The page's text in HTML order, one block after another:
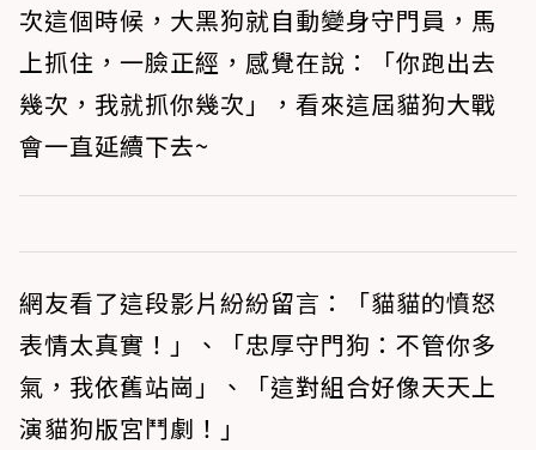
次這個時候，大黑狗就自動變身守門員，馬
上抓住，一臉正經，感覺在說：「你跑出去
幾次，我就抓你幾次」，看來這屆貓狗大戰
會一直延續下去~
網友看了這段影片紛紛留言：「貓貓的憤怒
表情太真實！」、「忠厚守門狗：不管你多
氣，我依舊站崗」、「這對組合好像天天上
演貓狗版宮鬥劇！」